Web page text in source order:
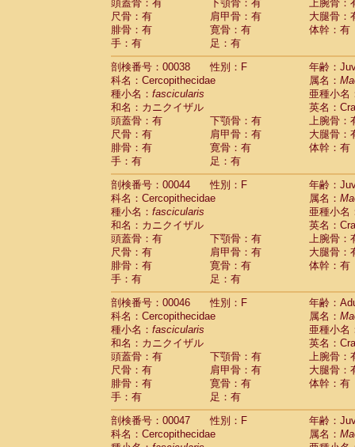
CercopithecidaeMacaca radiata(27)
CercopithecidaeMacaca silenus(0)
CercopithecidaeMacaca sinica (1)
CercopithecidaeMacaca sylvanus
CercopithecidaeMacaca thibetana (0)
Cercopithecidae Macaca tonkeana (0)
Cercopithecidae hybrid(1)
Cercopithecidae (0)
CercopithecidaeAllenopithecus
CercopithecidaeCercopithecus
CercopithecidaeCercopithecus
CercopithecidaeCercopithecus
CercopithecidaeCercopithecus diana
CercopithecidaeCercopithecus
Cercopithecidae
Cercopithecus
Cercopithecidae
Cercopithecus mitis
CercopithecidaeCercopithecus mitis
CercopithecidaeCercopithecus mitis
CercopithecidaeCercopithecus mona
CercopithecidaeCercopithecus
CercopithecidaeCercopithecus
CercopithecidaeCercopithecus
Cercopithecidae
Cercopithecusspp.(0)
Cercopithecidae
Chlorocebus
CercopithecidaeChlorocebus
CercopithecidaeErythrocebus patas
CercopithecidaeMiopithecus talapoin
CercopithecidaeCercopithecinae spp.
CercopithecidaeColobus angolensis
CercopithecidaeColobus guereza (0)
Cercopithecidae Colobus polykomos
頭蓋骨：有
下顎骨：有
上腕骨：
尺骨：有
肩甲骨：有
大腿骨：
腓骨：有
寛骨：有
体幹：有
手：有
足：有
剖検番号：00038
性別：F
年齢：
科名：Cercopithecidae
属名：
種小名： fascicularis
亜種小名
和名：カニクイザル
英名：
頭蓋骨：有
下顎骨：有
上腕骨：
尺骨：有
肩甲骨：有
大腿骨：
腓骨：有
寛骨：有
体幹：有
手：有
足：有
剖検番号：00044
性別：F
年齢：
科名：Cercopithecidae
属名：
種小名： fascicularis
亜種小名
和名：カニクイザル
英名：
頭蓋骨：有
下顎骨：有
上腕骨：
尺骨：有
肩甲骨：有
大腿骨：
腓骨：有
寛骨：有
体幹：有
手：有
足：有
剖検番号：00046
性別：F
年齢：
科名：Cercopithecidae
属名：
種小名： fascicularis
亜種小名
和名：カニクイザル
英名：
頭蓋骨：有
下顎骨：有
上腕骨：
尺骨：有
肩甲骨：有
大腿骨：
腓骨：有
寛骨：有
体幹：有
手：有
足：有
剖検番号：00047
性別：F
年齢：
科名：Cercopithecidae
属名：